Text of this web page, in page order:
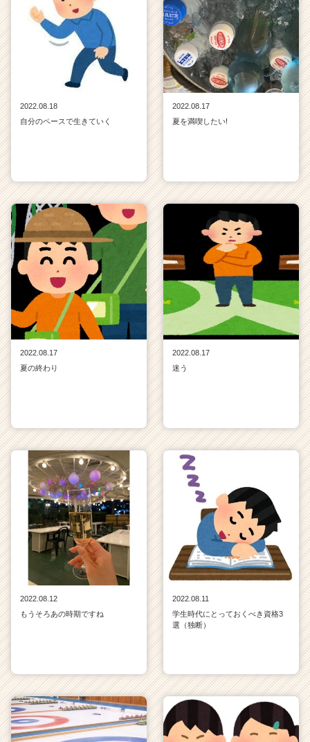
2022.08.18
自分のペースで生きていく
2022.08.17
夏を満喫したい!
2022.08.17
夏の終わり
2022.08.17
迷う
2022.08.12
もうそろあの時期ですね
2022.08.11
学生時代にとっておくべき資格3
選（独断）